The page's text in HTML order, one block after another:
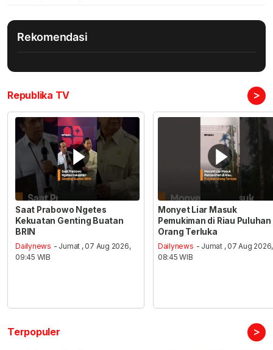
Rekomendasi
Republika TV >
Saat Prabowo Ngetes
Kekuatan Genting Buatan
BRIN
Dailynews - Jumat , 07 Aug 2026,
09:45 WIB
Monyet Liar Masuk
Pemukiman di Riau Puluhan
Orang Terluka
Dailynews - Jumat , 07 Aug 2026,
08:45 WIB
Terpopuler >